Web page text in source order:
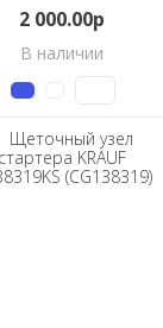
2 000.00р
В наличии